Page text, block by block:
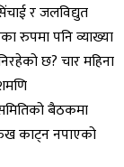
र जलविद्युत
रुपमा पनि व्याख्या
छ? चार महिना
बैठकमा
काट्न नपाएको